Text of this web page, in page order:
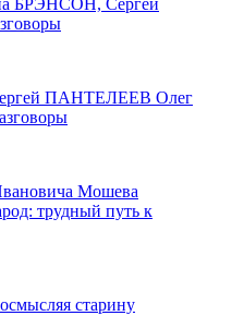
БРЭНСОН, Сергей
ПАНТЕЛЕЕВ Олег
Мошева
трудный путь к
старину